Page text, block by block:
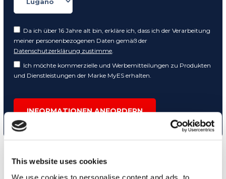
This website uses cookies
We use cookies to personalise content and ads, to
Da ich über 16 Jahre alt bin, erkläre ich, dass ich der Verarbeitung
meiner personenbezogenen Daten gemäß der
Datenschutzerklärung zustimme.
Ich möchte kommerzielle und Werbemitteilungen zu Produkten
und Dienstleistungen der Marke MyES erhalten.
INFORMATIONEN ANFORDERN